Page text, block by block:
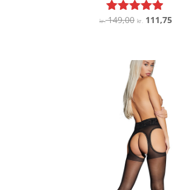
Vurderet
kr.149,00 Den
var:
kr. 149,00.
kr.111,75Den